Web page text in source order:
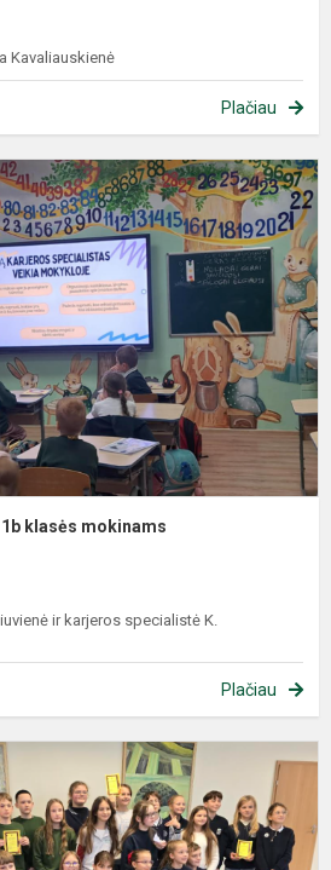
Kavaliauskienė
Plačiau
klasės mokinams
ir karjeros specialistė K.
Plačiau